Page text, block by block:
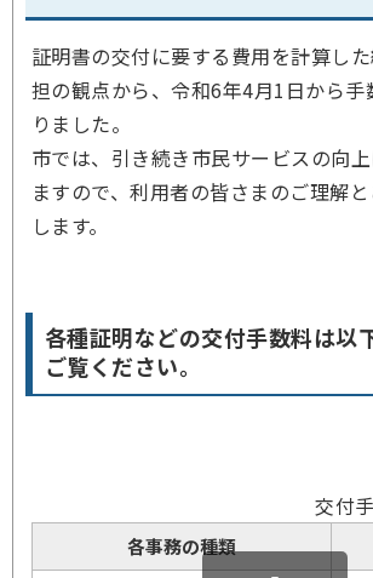
証明書の交付に要する費用を計算し
担の観点から、令和6年4月1日から手
りました。
市では、引き続き市民サービスの向
ますので、利用者の皆さまのご理解
します。
各種証明などの交付手数料は以
ご覧ください。
交付
各事務の種類